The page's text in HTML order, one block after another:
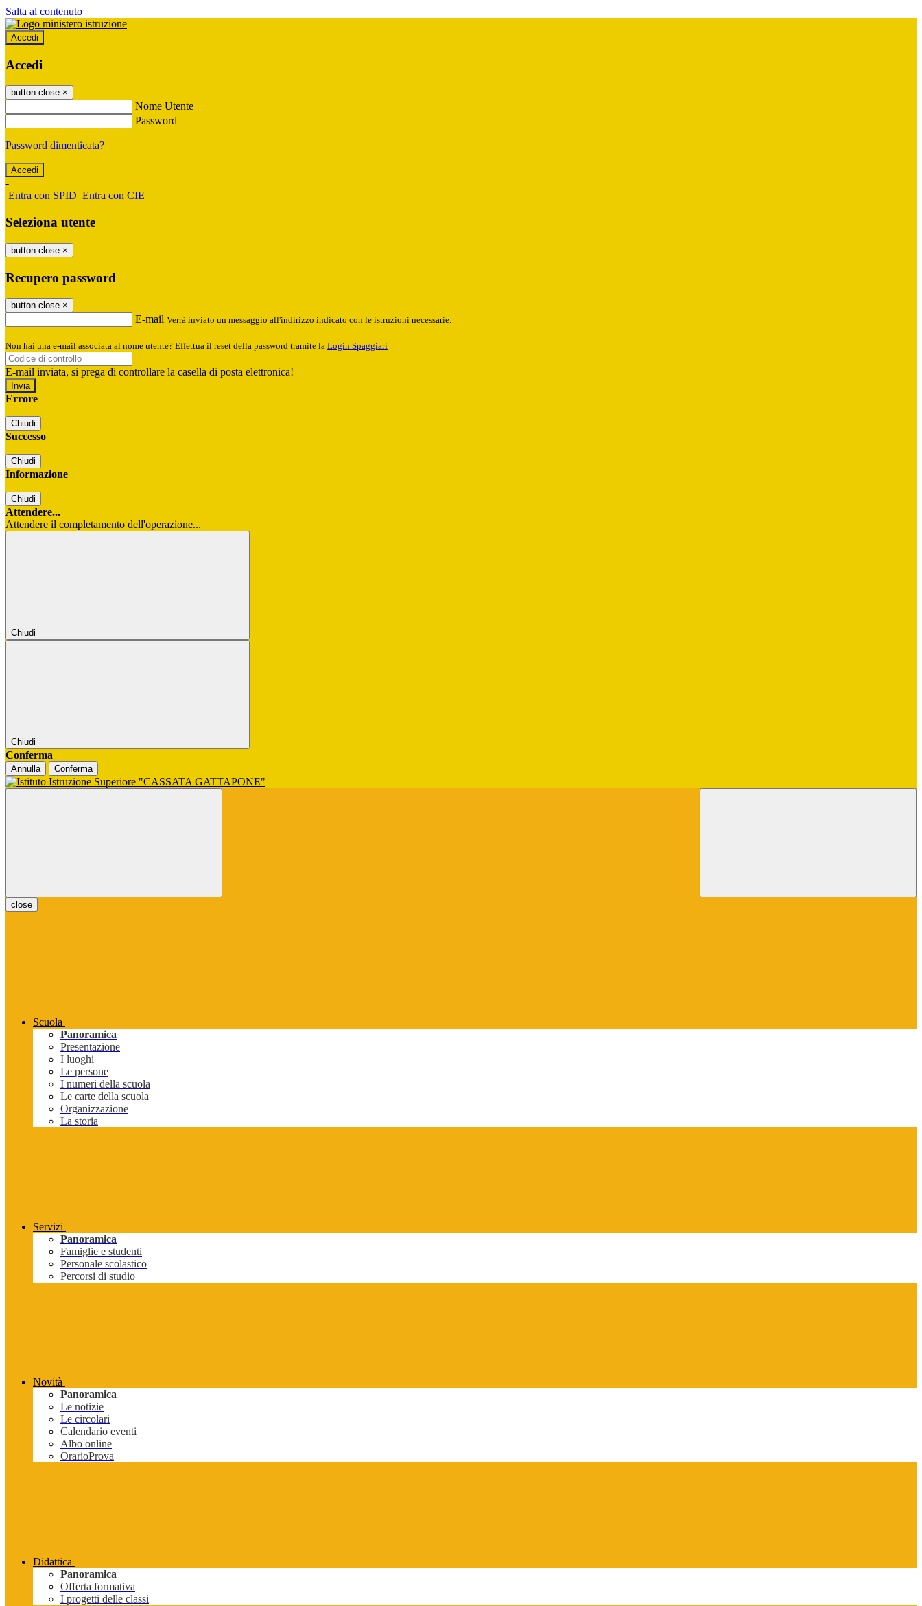
Salta al contenuto
Accedi
Accedi
button close ×
Nome Utente
Password
Password dimenticata?
-
Entra con SPID Entra con CIE
Seleziona utente
button close ×
Recupero password
button close ×
E-mail Verrà inviato un messaggio all'indirizzo indicato con le istruzioni necessarie.
Non hai una e-mail associata al nome utente? Effettua il reset della password tramite la Login Spaggiari
E-mail inviata, si prega di controllare la casella di posta elettronica!
Errore
Chiudi
Successo
Chiudi
Informazione
Chiudi
Attendere...
Attendere il completamento dell'operazione...
Chiudi
Chiudi
Conferma
Annulla Conferma
close
Scuola
Panoramica
Presentazione
I luoghi
Le persone
I numeri della scuola
Le carte della scuola
Organizzazione
La storia
Servizi
Panoramica
Famiglie e studenti
Personale scolastico
Percorsi di studio
Novità
Panoramica
Le notizie
Le circolari
Calendario eventi
Albo online
OrarioProva
Didattica
Panoramica
Offerta formativa
I progetti delle classi